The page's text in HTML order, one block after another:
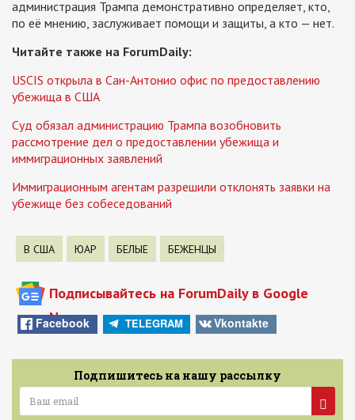
администрация Трампа демонстративно определяет, кто,
по её мнению, заслуживает помощи и защиты, а кто — нет.
Читайте также на ForumDaily:
USCIS открыла в Сан-Антонио офис по предоставлению
убежища в США
Суд обязал администрацию Трампа возобновить
рассмотрение дел о предоставлении убежища и
иммиграционных заявлений
Иммиграционным агентам разрешили отклонять заявки на
убежище без собеседований
В США ЮАР БЕЛЫЕ БЕЖЕНЦЫ
Подписывайтесь на ForumDaily в Google
News
Facebook TELEGRAM Vkontakte
Подпишитесь на нашу рассылку